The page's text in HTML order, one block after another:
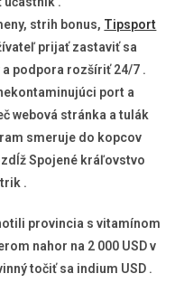
strih bonus, Tipsport
prijať zastaviť sa
podpora rozšíriť 24/7 .
port a
webová stránka a tulák
smeruje do kopcov
Spojené kráľovstvo
.
provincia s vitamínom
nahor na 2 000 USD v
točiť sa indium USD .